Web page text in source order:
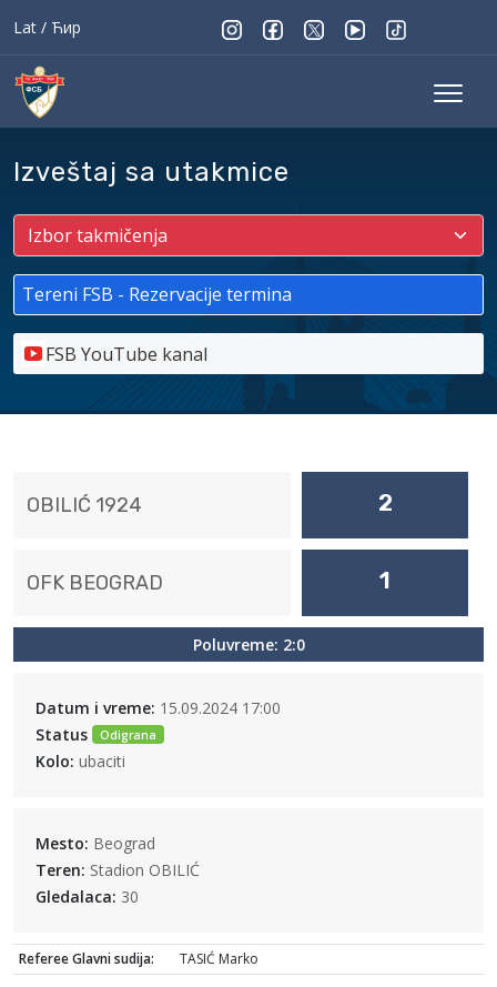
Lat / Ћир
Izveštaj sa utakmice
Tereni FSB - Rezervacije termina
FSB YouTube kanal
OBILIĆ 1924 2
OFK BEOGRAD 1
Poluvreme: 2:0
Datum i vreme: 15.09.2024 17:00
Status
Odigrana
Kolo: ubaciti
Mesto: Beograd
Teren: Stadion OBILIĆ
Gledalaca: 30
Referee Glavni sudija: TASIĆ Marko